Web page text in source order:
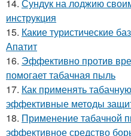
14. Сундук на лоджию
инструкция
15. Какие туристические
Апатит
16. Эффективно против
помогает табачная пыль
17. Как применять
эффективные методы
18. Применение табачной
эффективное средство